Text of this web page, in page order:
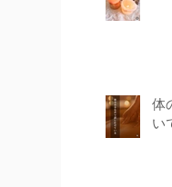
体
い